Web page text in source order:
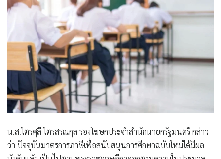
น.ส.ไตรศุลี ไตรสรณกุล รองโฆษกประจำสำนักนายกรัฐมนตรี กล่าว
ว่า ปัจจุบันมาตรการภาษีเพื่อสนับสนุนการศึกษาฉบับใหม่ได้มีผล